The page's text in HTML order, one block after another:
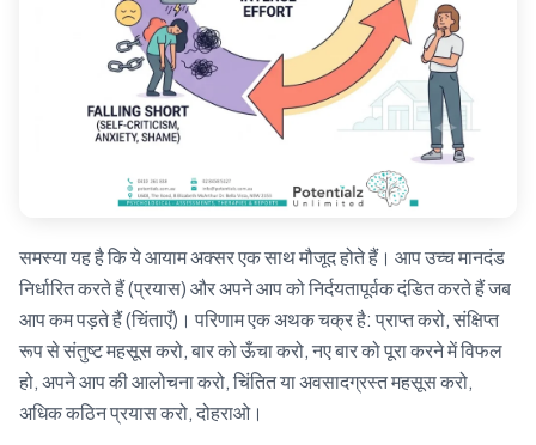
समस्या यह है कि ये आयाम अक्सर एक साथ मौजूद होते हैं। आप उच्च मानदंड
निर्धारित करते हैं (प्रयास) और अपने आप को निर्दयतापूर्वक दंडित करते हैं जब
आप कम पड़ते हैं (चिंताएँ)। परिणाम एक अथक चक्र है: प्राप्त करो, संक्षिप्त
रूप से संतुष्ट महसूस करो, बार को ऊँचा करो, नए बार को पूरा करने में विफल
हो, अपने आप की आलोचना करो, चिंतित या अवसादग्रस्त महसूस करो,
अधिक कठिन प्रयास करो, दोहराओ।